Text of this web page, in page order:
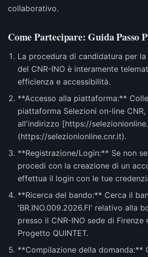
collaborativo.
Come Partecipare: Guida Passo
La procedura di candidatura per
del CNR-INO è interamente
efficienza e accessibilità.
**Accesso alla piattaforma:**
piattaforma Selezioni on-line
all'indirizzo [https://
(https://selezionionline.cnr.it).
**Registrazione/Login:** Se non
procedi con la creazione di un
effettua il login con le tue
**Ricerca del bando:** Cerca il
'BR.INO.009.2026.FI' relativo alla
presso il CNR-INO sede di Firenze
Progetto QUINTET.
**Compilazione della domanda:**